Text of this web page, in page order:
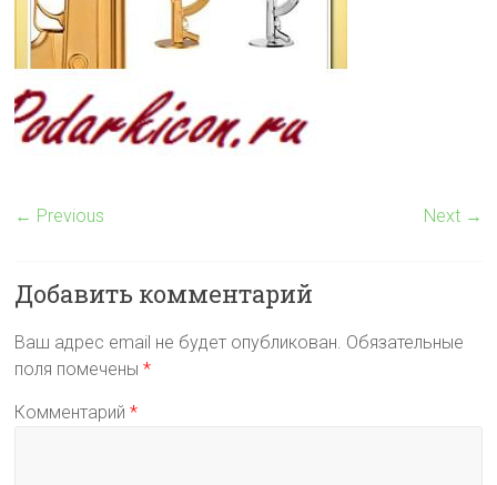
← Previous Next →
Добавить комментарий
Ваш адрес email не будет опубликован. Обязательные
поля помечены*
Комментарий*